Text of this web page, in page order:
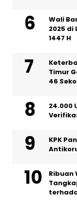
Wali
2025 di
1447 H
Timur
46
24.000
KPK
Ribuan